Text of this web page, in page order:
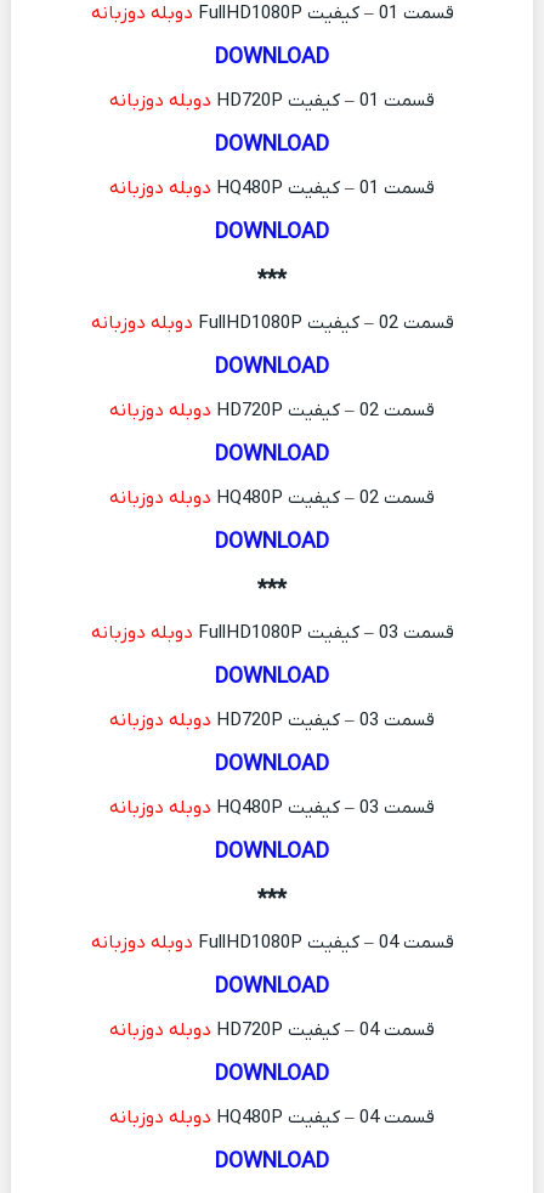
قسمت 01 – کیفیت FullHD1080P دوبله دوزبانه
DOWNLOAD
قسمت 01 – کیفیت HD720P دوبله دوزبانه
DOWNLOAD
قسمت 01 – کیفیت HQ480P دوبله دوزبانه
DOWNLOAD
***
قسمت 02 – کیفیت FullHD1080P دوبله دوزبانه
DOWNLOAD
قسمت 02 – کیفیت HD720P دوبله دوزبانه
DOWNLOAD
قسمت 02 – کیفیت HQ480P دوبله دوزبانه
DOWNLOAD
***
قسمت 03 – کیفیت FullHD1080P دوبله دوزبانه
DOWNLOAD
قسمت 03 – کیفیت HD720P دوبله دوزبانه
DOWNLOAD
قسمت 03 – کیفیت HQ480P دوبله دوزبانه
DOWNLOAD
***
قسمت 04 – کیفیت FullHD1080P دوبله دوزبانه
DOWNLOAD
قسمت 04 – کیفیت HD720P دوبله دوزبانه
DOWNLOAD
قسمت 04 – کیفیت HQ480P دوبله دوزبانه
DOWNLOAD